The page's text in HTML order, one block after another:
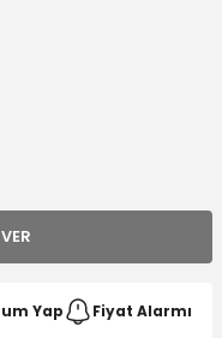
Yap Fiyat Alarmı